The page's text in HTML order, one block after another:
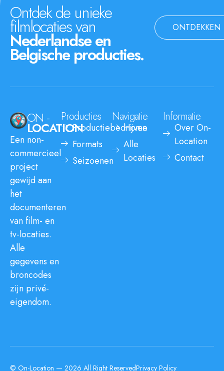
Ontdek de unieke
filmlocaties van
Nederlandse en
Belgische producties.
ONTDEKKEN
ON -
LOCATION
Een non-
commercieel
project
gewijd aan
het
documenteren
van film- en
tv-locaties.
Alle
gegevens en
broncodes
zijn privé-
eigendom.
Producties
Productiebedrijven
Formats
Seizoenen
Navigatie
Home
Alle
Locaties
Informatie
Over On-
Location
Contact
© On-Location — 2026 All Right ReservedPrivacy Policy